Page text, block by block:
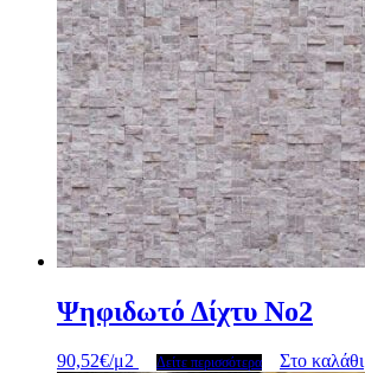
Ψηφιδωτό Δίχτυ No2
90,52€/μ2 Δείτε περισσότερα Στο καλάθι